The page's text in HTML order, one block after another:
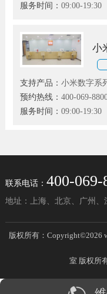
服务时间： 09:00-19:30
小
支持产品： 小米数字系
列和小米MIX、红米、
预约热线： 400-069-
服务时间： 09:00-19:30
联系电话： 400-069-
地址：上海、北京、广州
版权所有：Copyright©2026
室 版权所